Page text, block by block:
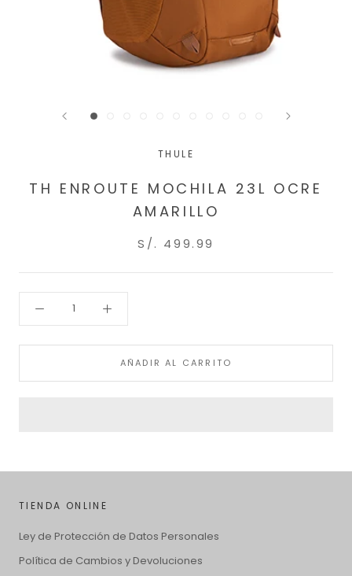
THULE
TH ENROUTE MOCHILA 23L OCRE
AMARILLO
S/. 499.99
AÑADIR AL CARRITO
TIENDA ONLINE
Ley de Protección de Datos Personales
Política de Cambios y Devoluciones